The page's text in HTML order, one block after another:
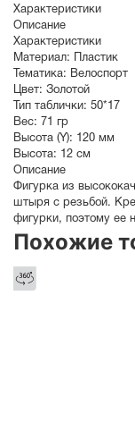
Характеристики
Описание
Характеристики
Материал: Пластик
Тематика: Велоспорт
Цвет: Золотой
Тип таблички: 50*17
Вес: 71 гр
Высота (Y): 120 мм
Высота: 12 см
Описание
Фигурка из
штыря с резьбой.
фигурки, поэтому ее
Похожие